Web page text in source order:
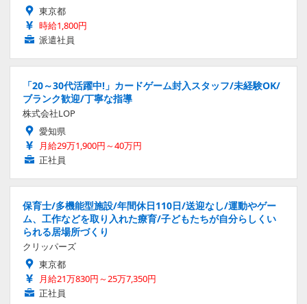
東京都
時給1,800円
派遣社員
「20～30代活躍中!」カードゲーム封入スタッフ/未経験OK/
ブランク歓迎/丁寧な指導
株式会社LOP
愛知県
月給29万1,900円～40万円
正社員
保育士/多機能型施設/年間休日110日/送迎なし/運動やゲー
ム、工作などを取り入れた療育/子どもたちが自分らしくい
られる居場所づくり
クリッパーズ
東京都
月給21万830円～25万7,350円
正社員